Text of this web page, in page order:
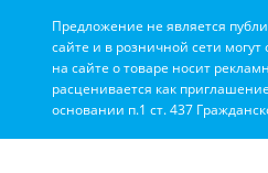
Предложение не является
сайте и в розничной сети
на сайте о товаре носит
расценивается как
основании п.1 ст. 437